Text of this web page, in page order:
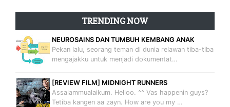
TRENDING NOW
NEUROSAINS DAN TUMBUH KEMBANG ANAK
Pekan lalu, seorang teman di dunia relawan tiba-tiba
mengajakku untuk menjadi dokumentat…
[REVIEW FILM] MIDNIGHT RUNNERS
Assalammualaikum. Helloo. ^^ Vas happenin guys?
Tetiba kangen aa zayn. How are you my …